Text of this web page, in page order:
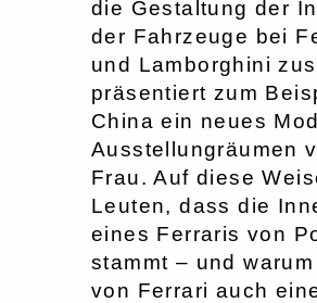
die Gestaltung der
der Fahrzeuge bei
und Lamborghini
präsentiert zum
China ein neues
Ausstellungräumen
Frau. Auf diese
Leuten, dass die
eines Ferraris von
stammt – und
von Ferrari auch